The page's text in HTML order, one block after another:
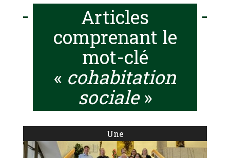
Articles
comprenant le
mot-clé
« cohabitation
sociale»
Une